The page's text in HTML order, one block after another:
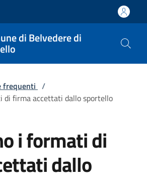
di Belvedere di
frequenti /
di firma accettati dallo sportello
i formati di
dallo